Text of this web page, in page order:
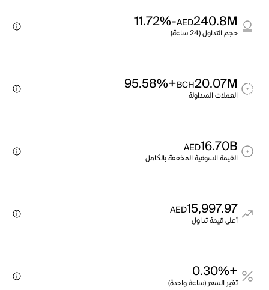
240.8M
AED
-11.72%
حجم التداول (24 ساعة)
20.07M
BCH
+95.58%
العملات المتداولة
16.70B
AED
القيمة السوقية المخففة بالكامل
15,997.97
AED
أعلى قيمة تداول
+0.30%
تغير السعر (ساعة واحدة)